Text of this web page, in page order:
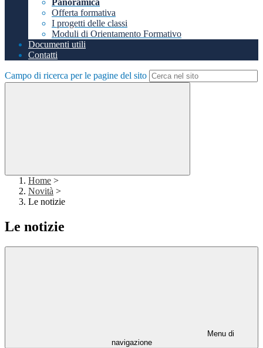
Panoramica
Offerta formativa
I progetti delle classi
Moduli di Orientamento Formativo
Documenti utili
Contatti
Campo di ricerca per le pagine del sito
Home >
Novità >
Le notizie
Le notizie
Menu di
navigazione